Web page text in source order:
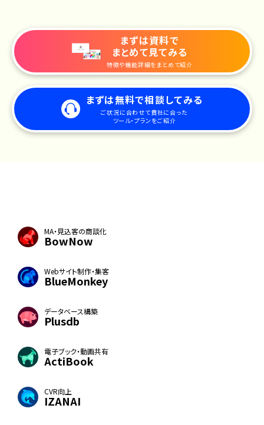
まずは資料で
まとめて見てみる
特徴や機能詳細をまとめて紹介
まずは無料で相談してみる
ご状況に合わせて貴社に合った
ツール・プランをご紹介
MA・見込客の商談化
BowNow
Webサイト制作・集客
BlueMonkey
データベース構築
Plusdb
電子ブック・動画共有
ActiBook
CVR向上
IZANAI